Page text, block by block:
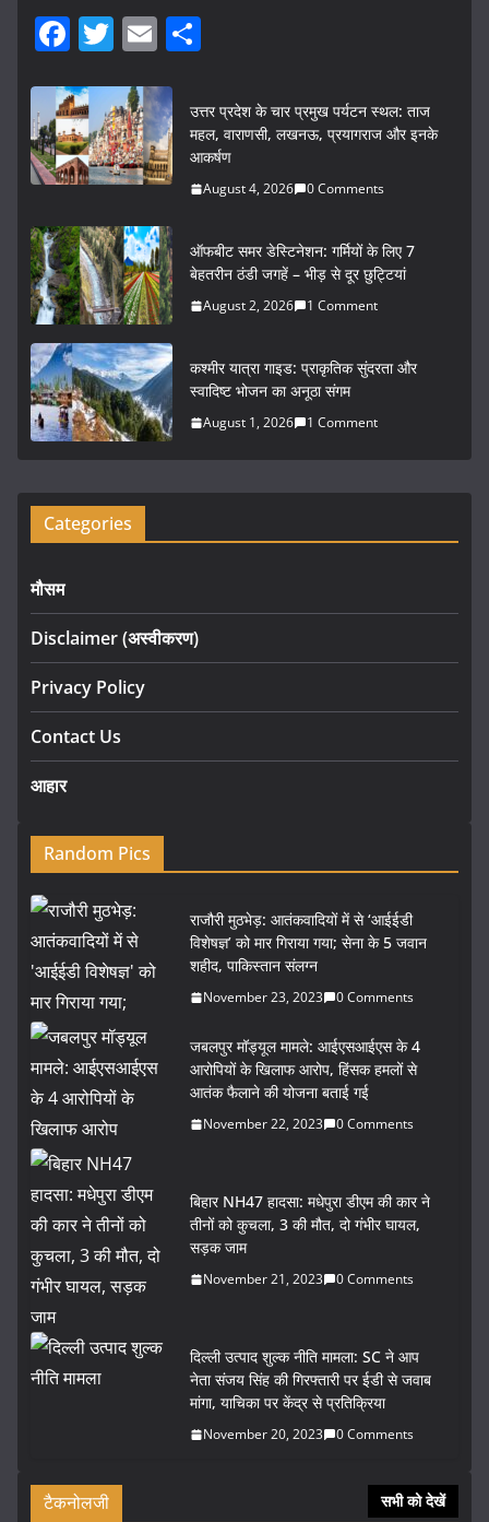
F
c
e
b
o
k
T
itt
er
E
ai
l
ar
e
उत्तर प्रदेश के चार प्रमुख पर्यटन स्थल: ताज
महल, वाराणसी, लखनऊ, प्रयागराज और इनके
आकर्षण
August 4, 2026 0 Comments
ऑफबीट समर डेस्टिनेशन: गर्मियों के लिए 7
बेहतरीन ठंडी जगहें – भीड़ से दूर छुट्टियां
August 2, 2026 1 Comment
कश्मीर यात्रा गाइड: प्राकृतिक सुंदरता और
स्वादिष्ट भोजन का अनूठा संगम
August 1, 2026 1 Comment
Categories
मौसम
Disclaimer (अस्वीकरण)
Privacy Policy
Contact Us
आहार
Random Pics
राजौरी मुठभेड़: आतंकवादियों में से ‘आईईडी
विशेषज्ञ’ को मार गिराया गया; सेना के 5 जवान
शहीद, पाकिस्तान संलग्न
November 23, 2023 0 Comments
जबलपुर मॉड्यूल मामले: आईएसआईएस के 4
आरोपियों के खिलाफ आरोप, हिंसक हमलों से
आतंक फैलाने की योजना बताई गई
November 22, 2023 0 Comments
बिहार NH47 हादसा: मधेपुरा डीएम की कार ने
तीनों को कुचला, 3 की मौत, दो गंभीर घायल,
सड़क जाम
November 21, 2023 0 Comments
दिल्ली उत्पाद शुल्क नीति मामला: SC ने आप
नेता संजय सिंह की गिरफ्तारी पर ईडी से जवाब
मांगा, याचिका पर केंद्र से प्रतिक्रिया
November 20, 2023 0 Comments
टैकनोलजी सभी को देखें